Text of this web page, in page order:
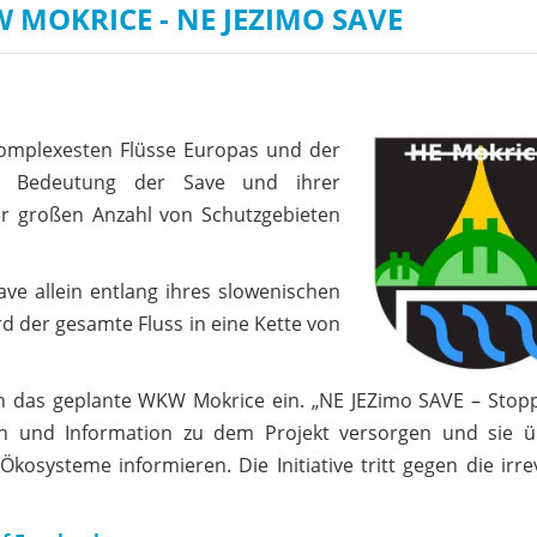
- NE JEZIMO SAVE
Flüsse Europas und der
Bedeutung der Save und ihrer
großen Anzahl von Schutzgebieten
allein entlang ihres slowenischen
der gesamte Fluss in eine Kette von
geplante WKW Mokrice ein. „NE JEZimo SAVE –
und Information zu dem Projekt versorgen und sie
informieren. Die Initiative tritt gegen die